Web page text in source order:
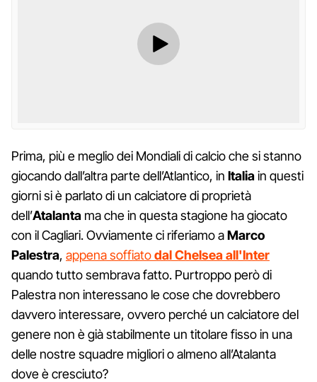
Prima, più e meglio dei Mondiali di calcio che si stanno
giocando dall’altra parte dell’Atlantico, in Italiain questi
giorni si è parlato di un calciatore di proprietà
dell’Atalanta ma che in questa stagione ha giocato
con il Cagliari. Ovviamente ci riferiamo aMarco
Palestra, appena soffiatodal Chelsea all'Inter
quando tutto sembrava fatto. Purtroppo però di
Palestra non interessano le cose che dovrebbero
davvero interessare, ovvero perché un calciatore del
genere non è già stabilmente un titolare fisso in una
delle nostre squadre migliori o almeno all’Atalanta
dove è cresciuto?